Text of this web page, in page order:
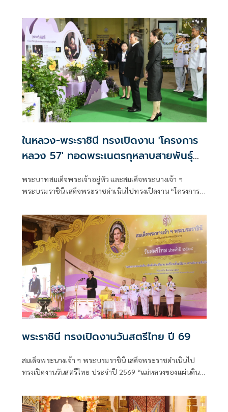
ป.จ.,ม.ป.ช.,ม.ว.ม.,ภ.ป.ร. 3 ,ว.ป.ร.3 และคุณหญิงสุมนา ทรัพย์
เจริญ ต.จ.,ป.ม.
ในหลวง-พระราชินี ทรงเปิดงาน 'โครงการ
หลวง 57' ทอดพระเนตรกุหลาบสายพันธุ์
พระบาทสมเด็จพระเจ้าอยู่หัว และสมเด็จพระนางเจ้า ฯ
พระบรมราชินี เสด็จพระราชดำเนินไปทรงเปิดงาน “โครงการ
รักษา ต่อยอด จากดอยสู่เมือง” (The Blooming Legacy of
Royal Flora)
พระราชินี ทรงเปิดงานวันสตรีไทย ปี 69
สมเด็จพระนางเจ้า ฯ พระบรมราชินี เสด็จพระราชดำเนินไป
ทรงเปิดงานวันสตรีไทย ประจำปี 2569 “แม่หลวงของแผ่นดิน
ดิน” และทอดพระเนตรนิทรรศการเฉลิมพระเกียรติ ฯ ณ ศูนย์
แสดงสินค้าและการประชุมอิมแพ็ค เมืองทองธานี อำเภอ